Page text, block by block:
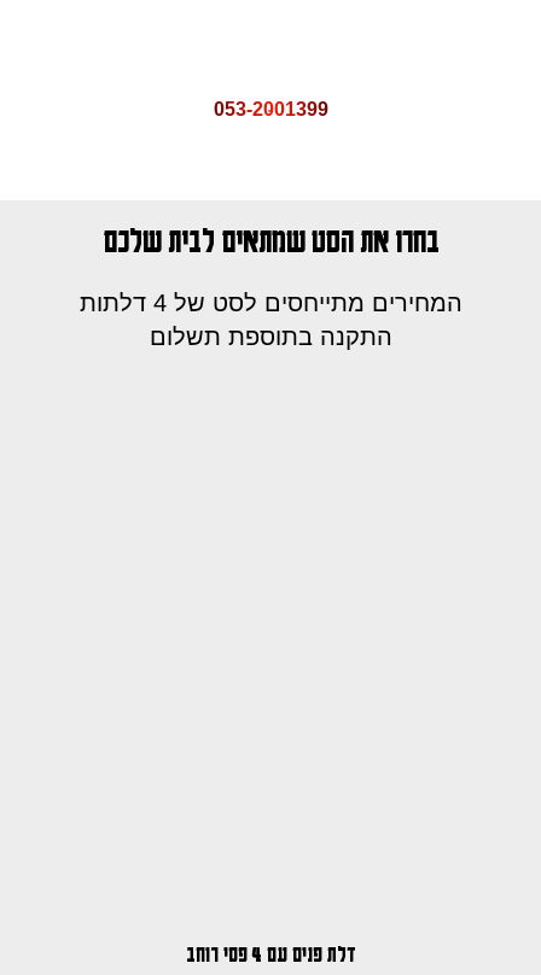
053-2001399
בחרו את הסט שמתאים לבית שלכם
המחירים מתייחסים לסט של 4 דלתות
התקנה בתוספת תשלום
דלת פנים עם 4 פסי רוחב